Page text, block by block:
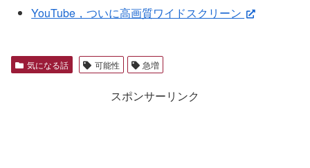
YouTube，ついに高画質ワイドスクリーン
気になる話 可能性 急増
スポンサーリンク